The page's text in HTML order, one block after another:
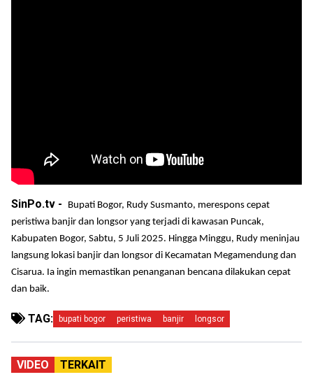
SinPo.tv -
Bupati Bogor, Rudy Susmanto, merespons cepat
peristiwa banjir dan longsor yang terjadi di kawasan Puncak,
Kabupaten Bogor, Sabtu, 5 Juli 2025. Hingga Minggu, Rudy meninjau
langsung lokasi banjir dan longsor di Kecamatan Megamendung dan
Cisarua. Ia ingin memastikan penanganan bencana dilakukan cepat
dan baik.
TAG: bupati bogor peristiwa banjir longsor
VIDEO TERKAIT